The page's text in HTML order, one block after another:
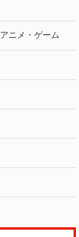
アニメ・ゲーム